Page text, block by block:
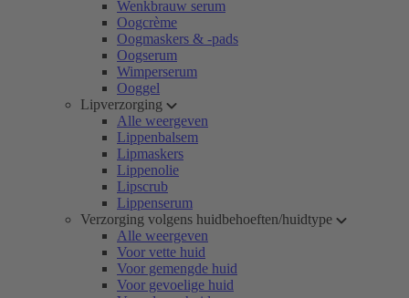
Wenkbrauw serum
Oogcrème
Oogmaskers & -pads
Oogserum
Wimperserum
Ooggel
Lipverzorging
Alle weergeven
Lippenbalsem
Lipmaskers
Lippenolie
Lipscrub
Lippenserum
Verzorging volgens huidbehoeften/huidtype
Alle weergeven
Voor vette huid
Voor gemengde huid
Voor gevoelige huid